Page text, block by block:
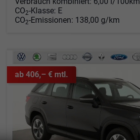
CO2-Klasse: E
CO2-Emissionen: 138,00 g/km
ab 406,– € mtl.